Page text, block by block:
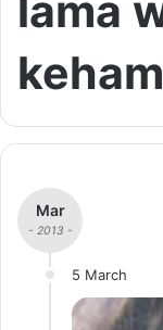
Mar
- 2013 -
5 March